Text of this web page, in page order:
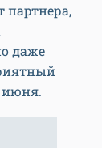
партнера,
даже
июня.